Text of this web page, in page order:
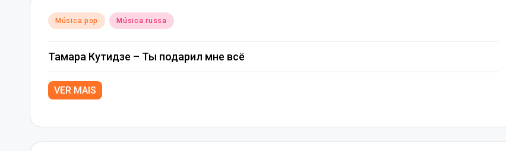
Posted
Música pop Música russa
Тамара Кутидзе – Ты подарил мне всё
VER MAIS